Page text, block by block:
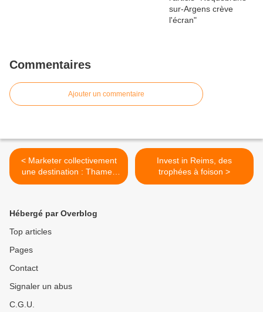
Commentaires
Ajouter un commentaire
< Marketer collectivement
une destination : Thames
Gateway
Invest in Reims, des
trophées à foison >
Hébergé par Overblog
Top articles
Pages
Contact
Signaler un abus
C.G.U.